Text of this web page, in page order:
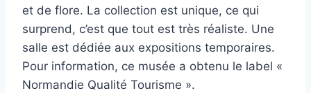
et de flore. La collection est unique, ce qui
surprend, c’est que tout est très réaliste. Une
salle est dédiée aux expositions temporaires.
Pour information, ce musée a obtenu le label «
Normandie Qualité Tourisme ».